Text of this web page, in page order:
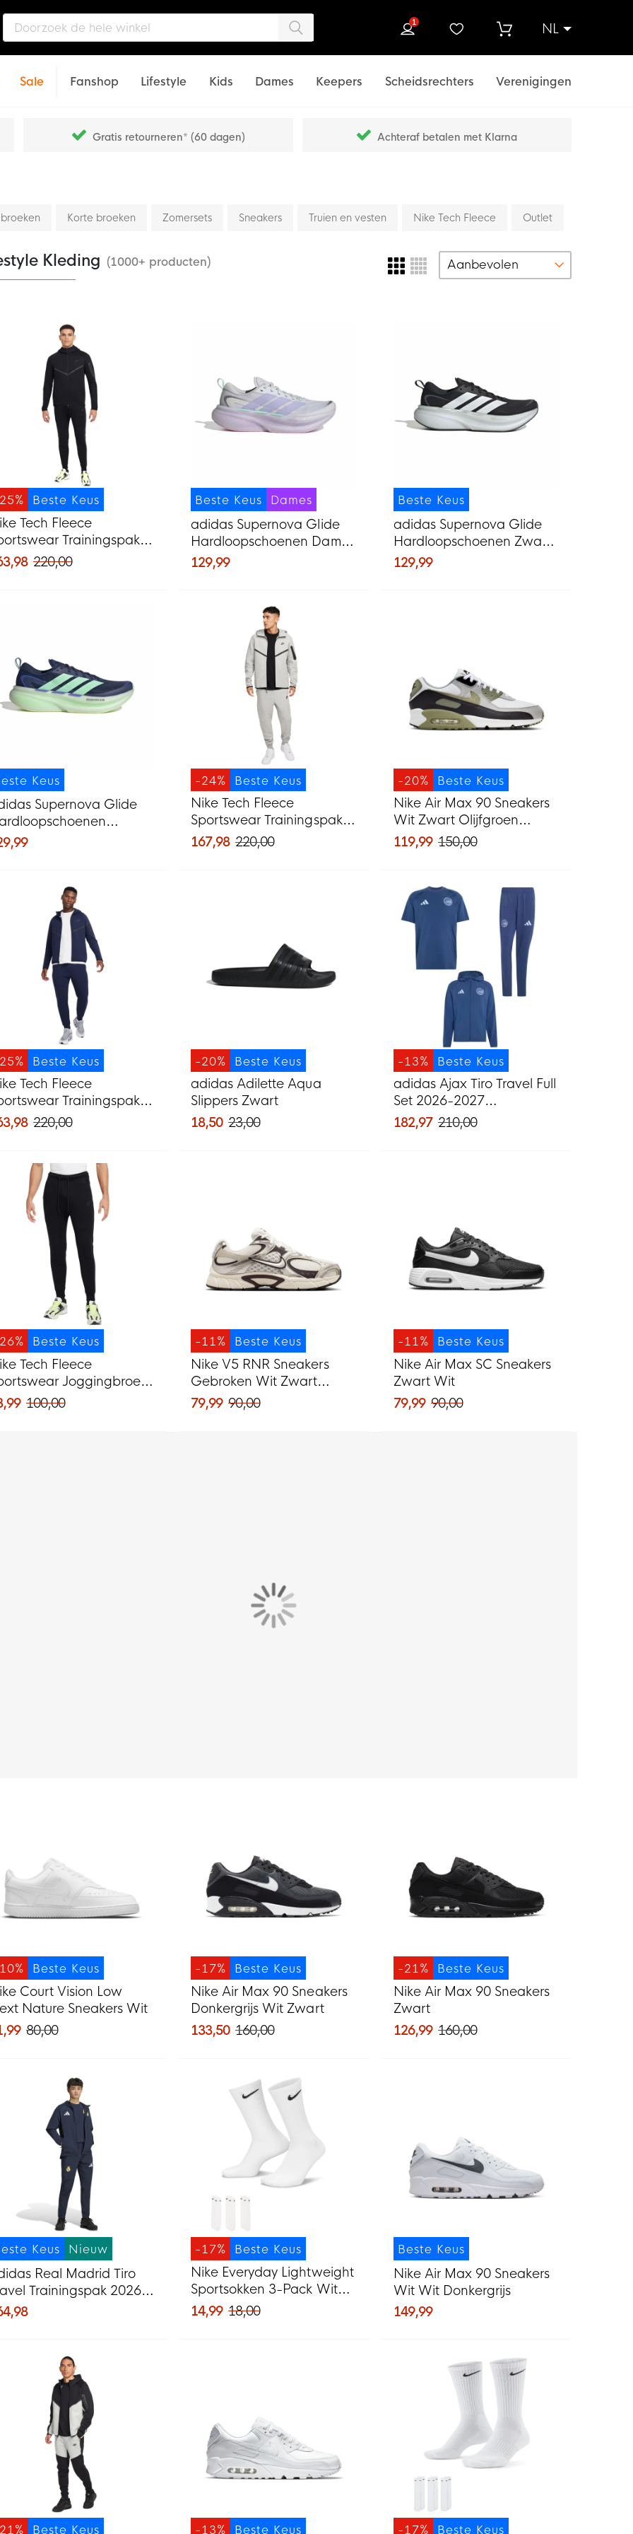
NL
1
Sale Fanshop Lifestyle Kids Dames Keepers Scheidsrechters Verenigingen
Gratis retourneren* (60 dagen) Achteraf betalen met Klarna
Korte broeken Zomersets Sneakers Truien en vesten Nike Tech Fleece Outlet
Kleding (1000+ producten)
Beste Keus
Tech Fleece
Trainingspak
Donkergrijs
220,00
Beste Keus Dames
adidas Supernova Glide
Hardloopschoenen Dames
Zilvergrijs Paars Mintgroen
129,99
Beste Keus
adidas Supernova Glide
Hardloopschoenen Zwart
Wit
129,99
Keus
Supernova Glide
Mintgroen
Beste Keus
-24%
Nike Tech Fleece
Sportswear Trainingspak
Lichtgrijs Zwart
167,98 220,00
Beste Keus
-20%
Nike Air Max 90 Sneakers
Wit Zwart Olijfgroen
Lichtgrijs
119,99 150,00
Beste Keus
Tech Fleece
Trainingspak
Zwart
220,00
Beste Keus
-20%
adidas Adilette Aqua
Slippers Zwart
18,50 23,00
Beste Keus
-13%
adidas Ajax Tiro Travel Full
Set 2026-2027
Donkerblauw Lichtblauw
182,97 210,00
Beste Keus
Tech Fleece
Joggingbroek
Donkergrijs
100,00
Beste Keus
-11%
Nike V5 RNR Sneakers
Gebroken Wit Zwart
Zilvergrijs
79,99 90,00
Beste Keus
-11%
Nike Air Max SC Sneakers
Zwart Wit
79,99 90,00
Beste Keus
Court Vision Low
Nature Sneakers Wit
80,00
Beste Keus
-17%
Nike Air Max 90 Sneakers
Donkergrijs Wit Zwart
133,50 160,00
Beste Keus
-21%
Nike Air Max 90 Sneakers
Zwart
126,99 160,00
Keus Nieuw
Real Madrid Tiro
Trainingspak 2026-
Donkerblauw Wit
Beste Keus
-17%
Nike Everyday Lightweight
Sportsokken 3-Pack Wit
Zwart
14,99 18,00
Beste Keus
Nike Air Max 90 Sneakers
Wit Wit Donkergrijs
149,99
Beste Keus Beste Keus
-13% Beste Keus
-17%